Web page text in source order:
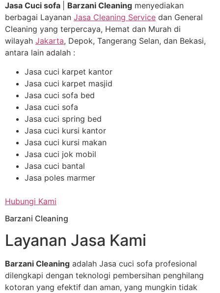
Jasa Cuci sofa
Barzani Cleaning menyediakan
berbagai Layanan Jasa Cleaning Service dan General
Cleaning yang terpercaya, Hemat dan Murah di
wilayah Jakarta, Depok, Tangerang Selan, dan Bekasi,
antara lain adalah :
Jasa cuci karpet kantor
Jasa cuci karpet masjid
Jasa cuci sofa bed
Jasa cuci sofa
Jasa cuci spring bed
Jasa cuci kursi kantor
Jasa cuci kursi makan
Jasa cuci jok mobil
Jasa cuci bantal
Jasa poles marmer
Hubungi Kami
Barzani Cleaning
Layanan Jasa Kami
Barzani Cleaning adalah Jasa cuci sofa profesional
dilengkapi dengan teknologi pembersihan penghilang
kotoran yang efektif dan aman, yang mungkin tidak